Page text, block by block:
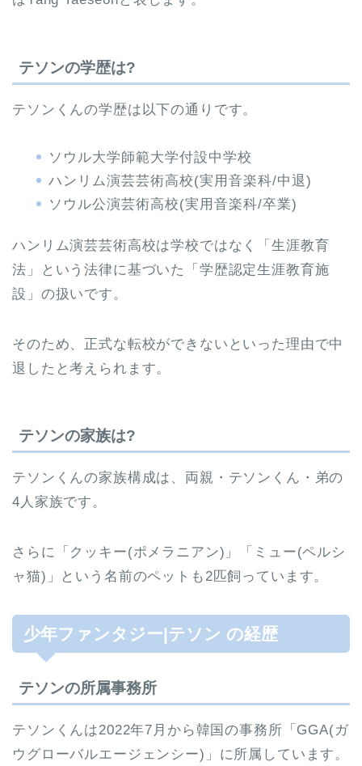
テソンの学歴は?
テソンくんの学歴は以下の通りです。
ソウル大学師範大学付設中学校
ハンリム演芸芸術高校(実用音楽科/中退)
ソウル公演芸術高校(実用音楽科/卒業)
ハンリム演芸芸術高校は学校ではなく「生涯教育
法」という法律に基づいた「学歴認定生涯教育施
設」の扱いです。
そのため、正式な転校ができないといった理由で中
退したと考えられます。
テソンの家族は?
テソンくんの家族構成は、両親・テソンくん・弟の
4人家族です。
さらに「クッキー(ポメラニアン)」「ミュー(ペルシ
ャ猫)」という名前のペットも2匹飼っています。
少年ファンタジー|テソン の経歴
テソンの所属事務所
テソンくんは2022年7月から韓国の事務所「GGA(ガ
ウグローバルエージェンシー)」に所属しています。